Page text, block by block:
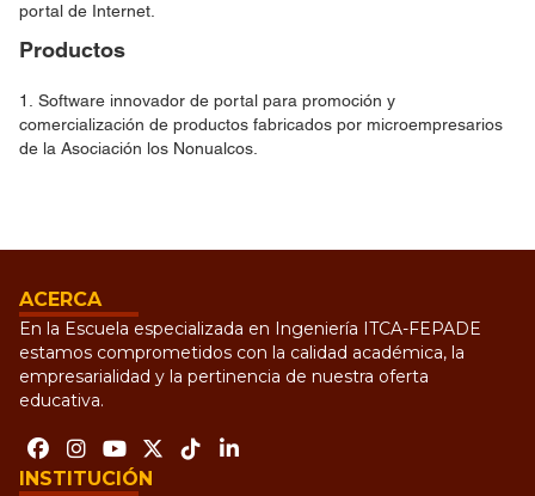
portal de Internet.
Productos
1. Software innovador de portal para promoción y
comercialización de productos fabricados por microempresarios
de la Asociación los Nonualcos.
ACERCA
En la Escuela especializada en Ingeniería ITCA-FEPADE
estamos comprometidos con la calidad académica, la
empresarialidad y la pertinencia de nuestra oferta
educativa.
INSTITUCIÓN